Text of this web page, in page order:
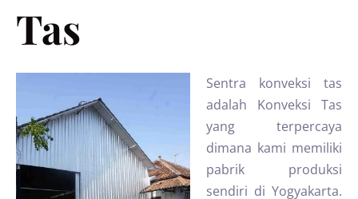
Tas
Sentra konveksi tas
adalah Konveksi Tas
yang terpercaya
dimana kami memiliki
pabrik produksi
sendiri di Yogyakarta.